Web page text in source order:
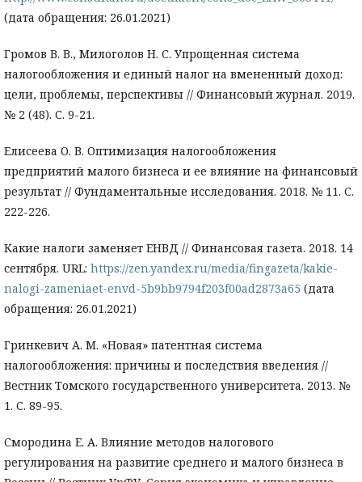
(дата обращения: 26.01.2021)
Громов В. В., Милоголов Н. С. Упрощенная система
налогообложения и единый налог на вмененный доход:
цели, проблемы, перспективы // Финансовый журнал. 2019.
№ 2 (48). С. 9-21.
Елисеева О. В. Оптимизация налогообложения
предприятий малого бизнеса и ее влияние на финансовый
результат // Фундаментальные исследования. 2018. № 11. С.
222-226.
Какие налоги заменяет ЕНВД // Финансовая газета. 2018. 14
сентября. URL: https://zen.yandex.ru/media/fingazeta/kakie-
nalogi-zameniaet-envd-5b9bb9794f203f00ad2873a65 (дата
обращения: 26.01.2021)
Гринкевич А. М. «Новая» патентная система
налогообложения: причины и последствия введения //
Вестник Томского государственного университета. 2013. №
1. С. 89-95.
Смородина Е. А. Влияние методов налогового
регулирования на развитие среднего и малого бизнеса в